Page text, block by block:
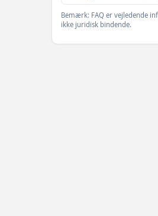
Bemærk: FAQ er vejledende
ikke juridisk bindende.